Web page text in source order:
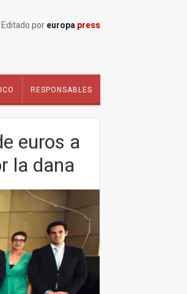
Editado poreuropapress
RESPONSABLES
euros a
la dana